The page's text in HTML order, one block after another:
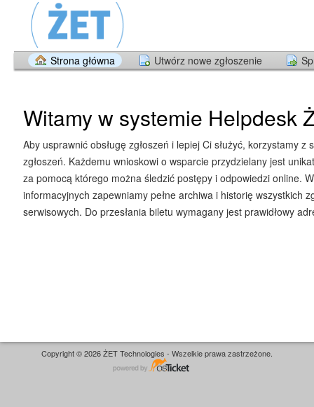
Strona główna Utwórz nowe zgłoszenie
Witamy w systemie Helpdesk
Aby usprawnić obsługę zgłoszeń i lepiej Ci służyć, korzystamy z
zgłoszeń. Każdemu wnioskowi o wsparcie przydzielany jest
za pomocą którego można śledzić postępy i odpowiedzi online.
informacyjnych zapewniamy pełne archiwa i historię wszystkich
serwisowych. Do przesłania biletu wymagany jest prawidłowy
Copyright © 2026 ŻET Technologies - Wszelkie prawa zastrzeżone.